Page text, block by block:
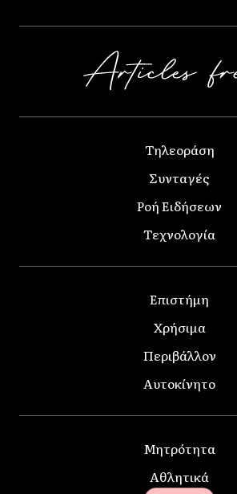
Τηλεοράση
Συνταγές
Ροή Ειδήσεων
Τεχνολογία
Επιστήμη
Χρήσιμα
Περιβάλλον
Αυτοκίνητο
Μητρότητα
Αθλητικά